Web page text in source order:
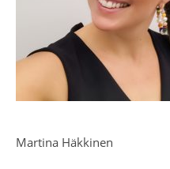
Martina Häkkinen